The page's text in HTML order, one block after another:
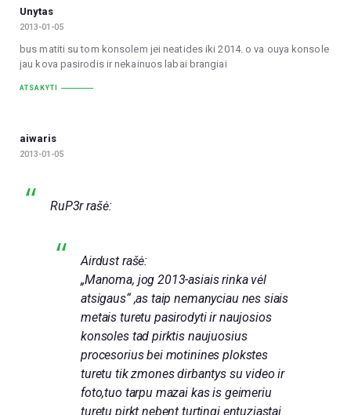
Unytas
2013-01-05
bus matiti su tom konsolem jei neatides iki 2014. o va ouya konsole
jau kova pasirodis ir nekainuos labai brangiai
ATSAKYTI
aiwaris
2013-01-05
RuP3r rašė:
Airdust rašė:
„Manoma, jog 2013-asiais rinka vėl
atsigaus“ ,as taip nemanyciau nes siais
metais turetu pasirodyti ir naujosios
konsoles tad pirktis naujuosius
procesorius bei motinines plokstes
turetu tik zmones dirbantys su video ir
foto,tuo tarpu mazai kas is geimeriu
turetu pirkt nebent turtingi entuziastai